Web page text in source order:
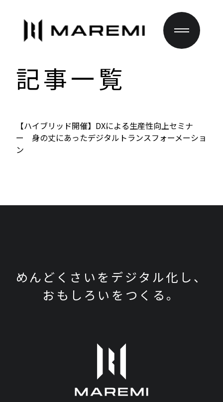
記事一覧
【ハイブリッド開催】DXによる生産性向上セミナ
ー 身の丈にあったデジタルトランスフォーメーショ
ン
めんどくさいをデジタル化し、
おもしろいをつくる。